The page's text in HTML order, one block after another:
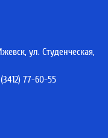
ул. Студенческая,
(3412) 77-60-55